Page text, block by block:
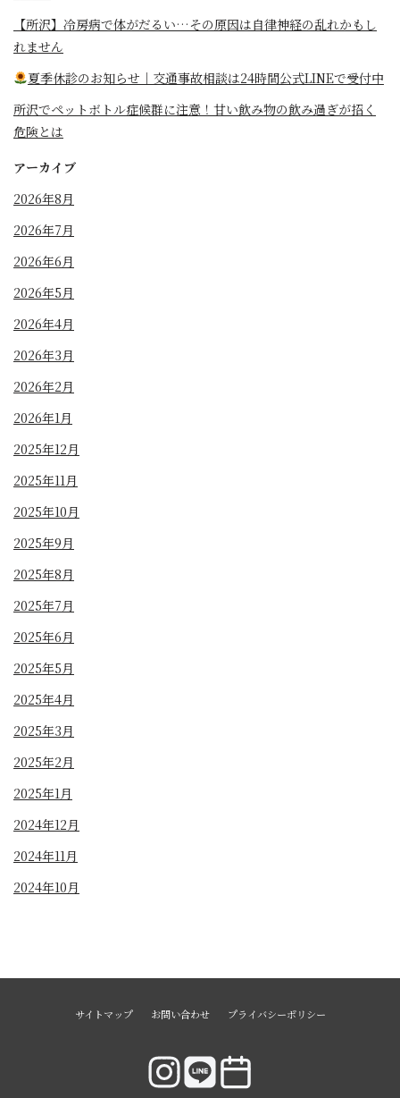
【所沢】冷房病で体がだるい…その原因は自律神経の乱れかもし
れません
夏季休診のお知らせ｜交通事故相談は24時間公式LINEで受付中
所沢でペットボトル症候群に注意！甘い飲み物の飲み過ぎが招く
危険とは
アーカイブ
2026年8月
2026年7月
2026年6月
2026年5月
2026年4月
2026年3月
2026年2月
2026年1月
2025年12月
2025年11月
2025年10月
2025年9月
2025年8月
2025年7月
2025年6月
2025年5月
2025年4月
2025年3月
2025年2月
2025年1月
2024年12月
2024年11月
2024年10月
サイトマップ お問い合わせ プライバシーポリシー